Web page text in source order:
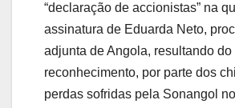
“declaração de accionistas” na
assinatura de Eduarda Neto,
adjunta de Angola, resultando do
reconhecimento, por parte dos
perdas sofridas pela Sonangol